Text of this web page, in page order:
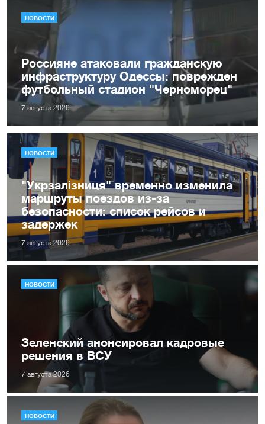
НОВОСТИ
Россияне атаковали гражданскую
инфраструктуру Одессы: поврежден
футбольный стадион "Черноморец"
7 августа 2026
НОВОСТИ
"Укрзалізниця" временно изменила
маршруты поездов из-за
безопасности: список рейсов и
задержек
7 августа 2026
НОВОСТИ
Зеленский анонсировал кадровые
решения в ВСУ
7 августа 2026
НОВОСТИ